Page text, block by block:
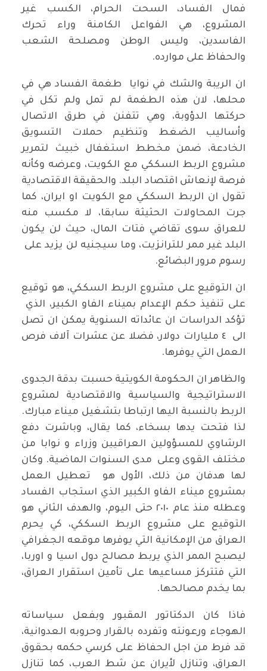
فمال الفساد، السحت الحرام، الكسب غير
المشروع، هي الفواعل الكامنة وراء تحرك
الفاسدين، وليس الوطن ومصلحة الشعب
والحفاظ على موارده.
ان الريبة والشك في نوايا طغمة الفساد هي في
محلها، لان هذه الطغمة لم تمل ولم تكل في
حركتها الدؤوبة، وهي تتفنن في طرق الاتصال
وأساليب الضغط وتنظيم حملات التسويق
الخادعة، ضمن مخطط استغفال خبيث لتمرير
مشروع الربط السككي مع الكويت، وعرضه وكأنه
فرصة لإنعاش اقتصاد البلد. والحقيقة الاقتصادية
تقول ان الربط السككي مع الكويت او ايران، كما
جرت المحاولات الحثيثة سابقا، لا مكسب منه
للعراق سوى تقاضي فتات المال، حيث لن يكون
البلد غير ممر للترانزيت، وما سيجنيه لن يزيد على
رسوم مرور البضائع.
ان التوقيع على مشروع الربط السككي، هو توقيع
على تنفيذ حكم الإعدام بميناء الفاو الكبير، الذي
تؤكد الدراسات ان عائداته السنوية يمكن ان تصل
الى ٤ مليارات دولار، فضلا عن عشرات آلاف فرص
العمل التي يوفرها.
والظاهر ان الحكومة الكويتية حسبت بدقة الجدوى
الاستراتيجية والسياسية والاقتصادية لمشروع
الربط بالنسبة اليها ارتباطا بتشغيل ميناء مبارك.
لذا فتحت يدها بسخاء، كما يقال، وباشرت دفع
الرشاوي للمسؤولين العراقيين وزراء و نوابا من
مختلف القوى وعلى مدى السنوات الماضية. وكان
لها هدفان من ذلك، الأول هو تعطيل العمل
بمشروع ميناء الفاو الكبير الذي استجاب الفساد
وعطله منذ عام ٢٠١٠ حتى اليوم، والهدف الثاني هو
التوقيع على مشروع الربط السككي، كي يحرم
العراق من الإمكانية التي يوفرها موقعه الجغرافي
ليصبح الممر الذي يربط مصالح دول اسيا و اوربا،
التي فتتركز مساعيها على تأمين استقرار العراق،
بما يخدم مصالحها.
فاذا كان الدكتاتور المقبور وبفعل سياساته
الهوجاء ورعونته وتفرده بالقرار وحروبه العدوانية،
قد فرط من اجل الحفاظ على كرسي حكمه بحقوق
العراق، وتنازل لأيران عن شط العرب، كما تنازل